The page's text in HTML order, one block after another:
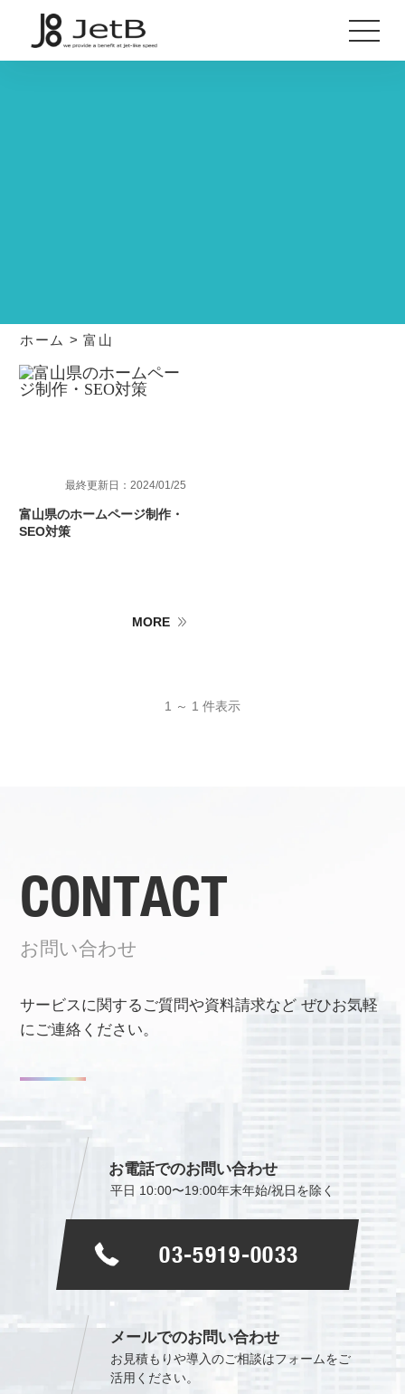
ホーム >富山
最終更新日：2024/01/25
富山県のホームページ制作・
SEO対策
MORE
1 ～ 1 件表示
CONTACT
お問い合わせ
サービスに関するご質問や資料請求などぜひお気軽
にご連絡ください。
お電話でのお問い合わせ
平日 10:00〜19:00年末年始/祝日を除く
03-5919-0033
メールでのお問い合わせ
お見積もりや導入のご相談はフォームをご
活用ください。